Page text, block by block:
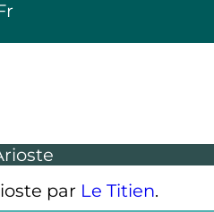
par Le Titien.